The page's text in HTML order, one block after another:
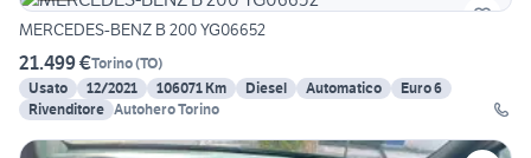
MERCEDES-BENZ B 200 YG06652
21.499 €Torino(TO)
Usato
12/2021 106071 Km Diesel Automatico
Euro 6
Rivenditore Autohero Torino